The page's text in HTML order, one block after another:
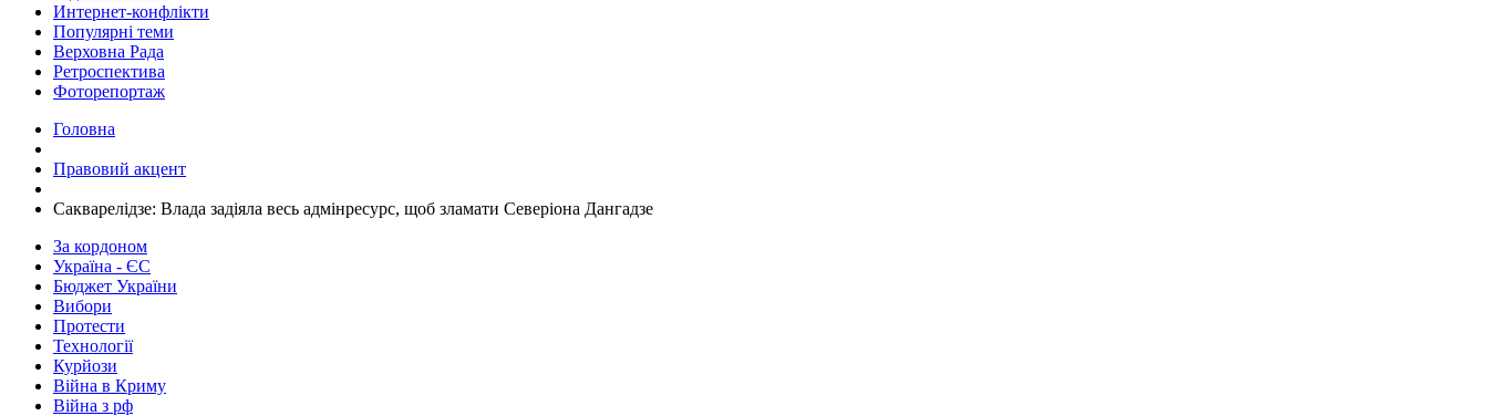
Интернет-конфлікти
Популярні теми
Верховна Рада
Ретроспектива
Фоторепортаж
Головна
Правовий акцент
Сакварелідзе: Влада задіяла весь адмінресурс, щоб зламати Северіона Дангадзе
За кордоном
Україна - ЄС
Бюджет України
Вибори
Протести
Технології
Курйози
Війна в Криму
Війна з рф